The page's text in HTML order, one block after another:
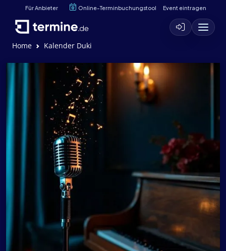
Für Anbieter Online-Terminbuchungstool Event eintragen
Home Kalender Duki